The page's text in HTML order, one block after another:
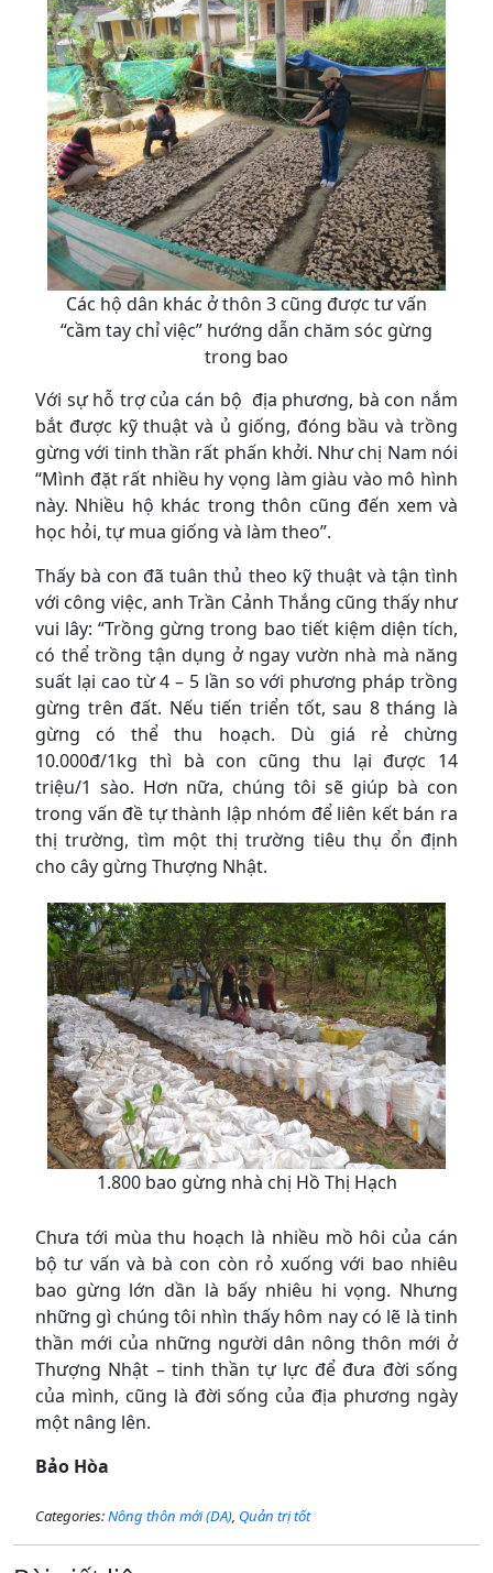
Các hộ dân khác ở thôn 3 cũng được tư vấn
“cầm tay chỉ việc” hướng dẫn chăm sóc gừng
trong bao
Với sự hỗ trợ của cán bộ địa phương, bà con nắm
bắt được kỹ thuật và ủ giống, đóng bầu và trồng
gừng với tinh thần rất phấn khởi. Như chị Nam nói
“Mình đặt rất nhiều hy vọng làm giàu vào mô hình
này. Nhiều hộ khác trong thôn cũng đến xem và
học hỏi, tự mua giống và làm theo”.
Thấy bà con đã tuân thủ theo kỹ thuật và tận tình
với công việc, anh Trần Cảnh Thắng cũng thấy như
vui lây: “Trồng gừng trong bao tiết kiệm diện tích,
có thể trồng tận dụng ở ngay vườn nhà mà năng
suất lại cao từ 4 – 5 lần so với phương pháp trồng
gừng trên đất. Nếu tiến triển tốt, sau 8 tháng là
gừng có thể thu hoạch. Dù giá rẻ chừng
10.000đ/1kg thì bà con cũng thu lại được 14
triệu/1 sào. Hơn nữa, chúng tôi sẽ giúp bà con
trong vấn đề tự thành lập nhóm để liên kết bán ra
thị trường, tìm một thị trường tiêu thụ ổn định
cho cây gừng Thượng Nhật.
1.800 bao gừng nhà chị Hồ Thị Hạch
Chưa tới mùa thu hoạch là nhiều mồ hôi của cán
bộ tư vấn và bà con còn rỏ xuống với bao nhiêu
bao gừng lớn dần là bấy nhiêu hi vọng. Nhưng
những gì chúng tôi nhìn thấy hôm nay có lẽ là tinh
thần mới của những người dân nông thôn mới ở
Thượng Nhật – tinh thần tự lực để đưa đời sống
của mình, cũng là đời sống của địa phương ngày
một nâng lên.
Bảo Hòa
Categories:Nông thôn mới (DA), Quản trị tốt